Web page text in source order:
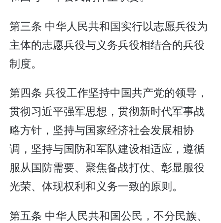
第三条 中华人民共和国实行以志愿兵役为
主体的志愿兵役与义务兵役相结合的兵役
制度。
第四条 兵役工作坚持中国共产党的领导，
贯彻习近平强军思想，贯彻新时代军事战
略方针，坚持与国家经济社会发展相协
调，坚持与国防和军队建设相适应，遵循
服从国防需要、聚焦备战打仗、彰显服役
光荣、体现权利和义务一致的原则。
第五条 中华人民共和国公民，不分民族、